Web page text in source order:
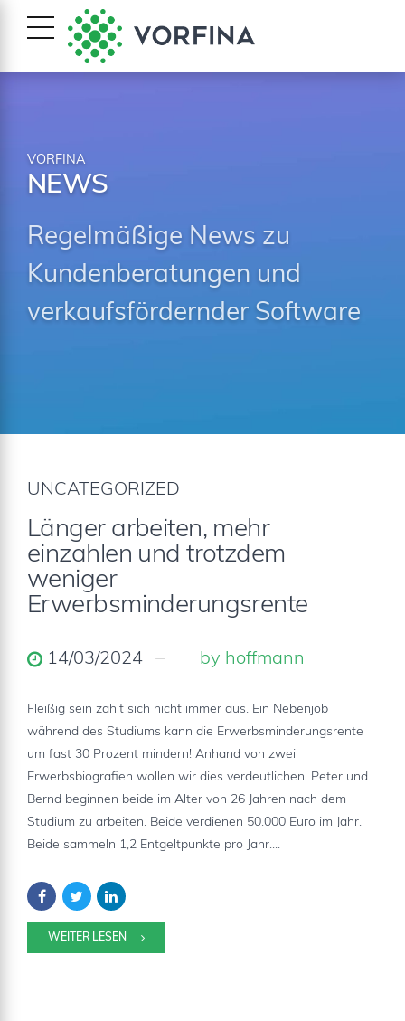
VORFINA
NEWS
Regelmäßige News zu
Kundenberatungen und
verkaufsfördernder Software
UNCATEGORIZED
Länger arbeiten, mehr
einzahlen und trotzdem
weniger
Erwerbsminderungsrente
14/03/2024 by hoffmann
Fleißig sein zahlt sich nicht immer aus. Ein Nebenjob
während des Studiums kann die Erwerbsminderungsrente
um fast 30 Prozent mindern! Anhand von zwei
Erwerbsbiografien wollen wir dies verdeutlichen. Peter und
Bernd beginnen beide im Alter von 26 Jahren nach dem
Studium zu arbeiten. Beide verdienen 50.000 Euro im Jahr.
Beide sammeln 1,2 Entgeltpunkte pro Jahr....
WEITER LESEN